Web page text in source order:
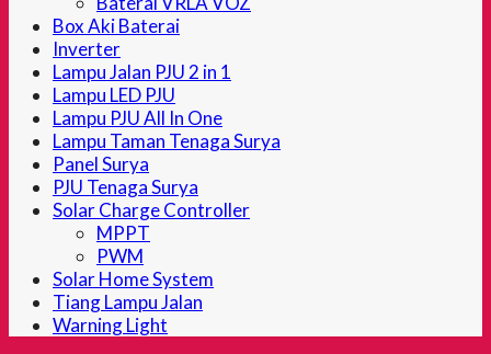
Box Aki Baterai
Inverter
Lampu Jalan PJU 2 in 1
Lampu LED PJU
Lampu PJU All In One
Lampu Taman Tenaga Surya
Panel Surya
PJU Tenaga Surya
Solar Charge Controller
MPPT
PWM
Solar Home System
Tiang Lampu Jalan
Warning Light